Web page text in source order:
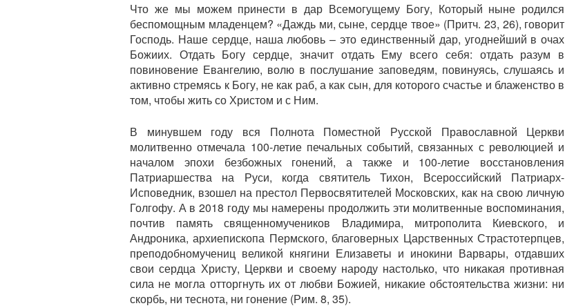
Что же мы можем принести в дар Всемогущему Богу, Который ныне родился
беспомощным младенцем? «Даждь ми, сыне, сердце твое» (Притч. 23, 26), говорит
Господь. Наше сердце, наша любовь – это единственный дар, угоднейший в очах
Божиих. Отдать Богу сердце, значит отдать Ему всего себя: отдать разум в
повиновение Евангелию, волю в послушание заповедям, повинуясь, слушаясь и
активно стремясь к Богу, не как раб, а как сын, для которого счастье и блаженство в
том, чтобы жить со Христом и с Ним.
В минувшем году вся Полнота Поместной Русской Православной Церкви
молитвенно отмечала 100-летие печальных событий, связанных с революцией и
началом эпохи безбожных гонений, а также и 100-летие восстановления
Патриаршества на Руси, когда святитель Тихон, Всероссийский Патриарх-
Исповедник, взошел на престол Первосвятителей Московских, как на свою личную
Голгофу. А в 2018 году мы намерены продолжить эти молитвенные воспоминания,
почтив память священномучеников Владимира, митрополита Киевского, и
Андроника, архиепископа Пермского, благоверных Царственных Страстотерпцев,
преподобномучениц великой княгини Елизаветы и инокини Варвары, отдавших
свои сердца Христу, Церкви и своему народу настолько, что никакая противная
сила не могла отторгнуть их от любви Божией, никакие обстоятельства жизни: ни
скорбь, ни теснота, ни гонение (Рим. 8, 35).